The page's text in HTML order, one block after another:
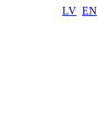
LV EN